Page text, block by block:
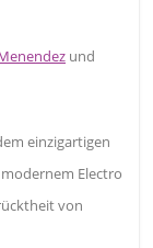
und
einzigartigen
Electro
von